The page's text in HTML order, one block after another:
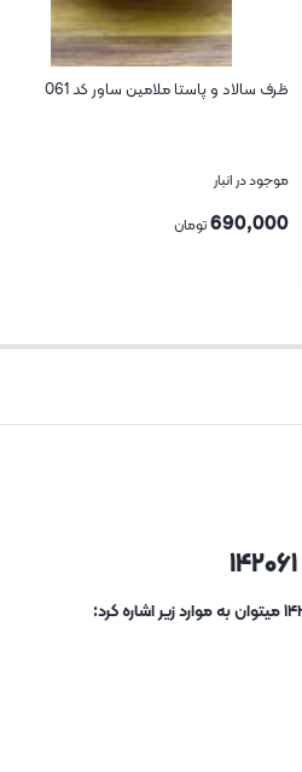
ظرف سالاد و پاستا ملامین ساور کد 061
موجود در انبار
690,000تومان